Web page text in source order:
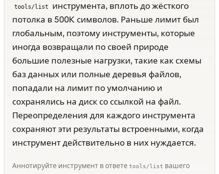
tools/list
инструмента, вплоть до жёсткого
потолка в 500K символов. Раньше лимит был
глобальным, поэтому инструменты, которые
иногда возвращали по своей природе
большие полезные нагрузки, такие как схемы
баз данных или полные деревья файлов,
попадали на лимит по умолчанию и
сохранялись на диск со ссылкой на файл.
Переопределения для каждого инструмента
сохраняют эти результаты встроенными, когда
инструмент действительно в них нуждается.
Аннотируйте инструмент в ответе tools/list вашего